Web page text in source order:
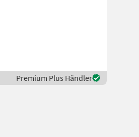
Premium Plus Händler